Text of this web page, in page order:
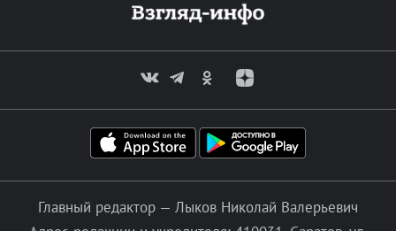
Главный редактор — Лыков Николай Валерьевич